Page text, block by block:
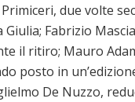
due volte
Fabrizio
il ritiro; Mauro
posto in
De Nuzzo,